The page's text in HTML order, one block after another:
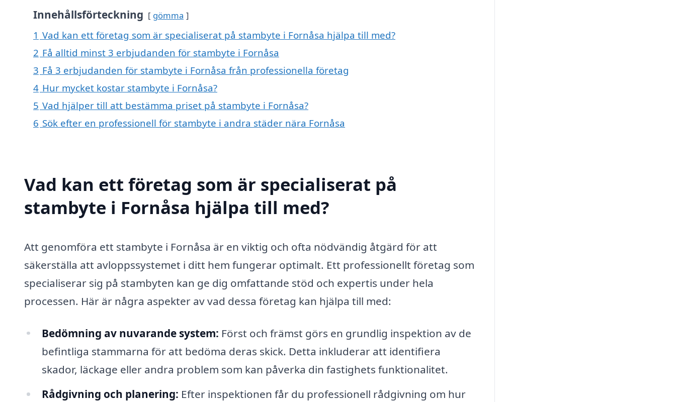
Innehållsförteckning gömma
1 Vad kan ett företag som är specialiserat på stambyte i Fornåsa hjälpa till med?
2 Få alltid minst 3 erbjudanden för stambyte i Fornåsa
3 Få 3 erbjudanden för stambyte i Fornåsa från professionella företag
4 Hur mycket kostar stambyte i Fornåsa?
5 Vad hjälper till att bestämma priset på stambyte i Fornåsa?
6 Sök efter en professionell för stambyte i andra städer nära Fornåsa
Vad kan ett företag som är specialiserat på
stambyte i Fornåsa hjälpa till med?
Att genomföra ett stambyte i Fornåsa är en viktig och ofta nödvändig åtgärd för att
säkerställa att avloppssystemet i ditt hem fungerar optimalt. Ett professionellt företag som
specialiserar sig på stambyten kan ge dig omfattande stöd och expertis under hela
processen. Här är några aspekter av vad dessa företag kan hjälpa till med:
Bedömning av nuvarande system: Först och främst görs en grundlig inspektion av de
befintliga stammarna för att bedöma deras skick. Detta inkluderar att identifiera
skador, läckage eller andra problem som kan påverka din fastighets funktionalitet.
Rådgivning och planering: Efter inspektionen får du professionell rådgivning om hur